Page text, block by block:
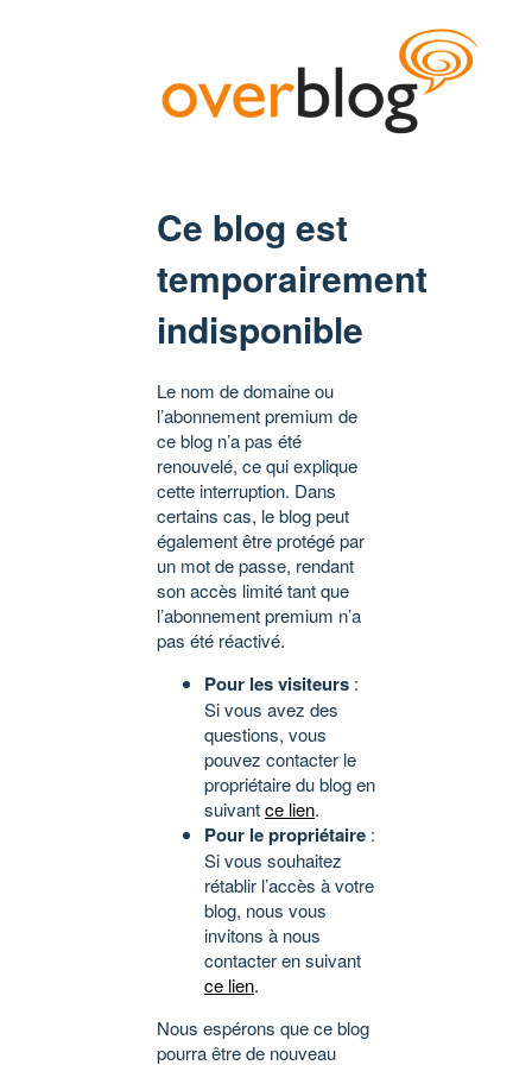
Ce blog est
temporairement
indisponible
Le nom de domaine ou
l’abonnement premium de
ce blog n’a pas été
renouvelé, ce qui explique
cette interruption. Dans
certains cas, le blog peut
également être protégé par
un mot de passe, rendant
son accès limité tant que
l’abonnement premium n’a
pas été réactivé.
Pour les visiteurs :
Si vous avez des
questions, vous
pouvez contacter le
propriétaire du blog en
suivantce lien.
Pour le propriétaire :
Si vous souhaitez
rétablir l’accès à votre
blog, nous vous
invitons à nous
contacter en suivant
ce lien.
Nous espérons que ce blog
pourra être de nouveau